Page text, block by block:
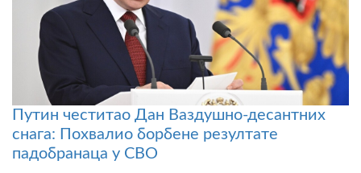
Путин честитао Дан Ваздушно-десантних
снага: Похвалио борбене резултате
падобранаца у СВО